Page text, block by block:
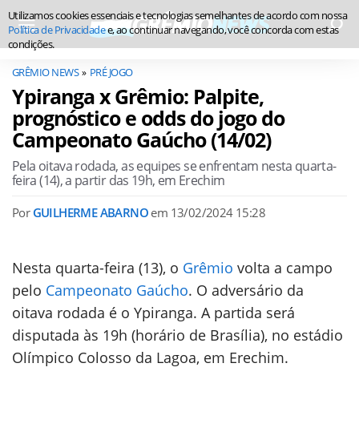
GRÊMIO NEWS PRÉ JOGO
Ypiranga x Grêmio: Palpite,
prognóstico e odds do jogo do
Campeonato Gaúcho (14/02)
Pela oitava rodada, as equipes se enfrentam nesta quarta-
feira (14), a partir das 19h, em Erechim
Por GUILHERME ABARNO em 13/02/2024 15:28
Nesta quarta-feira (13), o Grêmio volta a campo
pelo Campeonato Gaúcho. O adversário da
oitava rodada é o Ypiranga. A partida será
disputada às 19h (horário de Brasília), no estádio
Olímpico Colosso da Lagoa, em Erechim.
Utilizamos cookies essenciais e tecnologias semelhantes de acordo com nossa
Política de Privacidadee, ao continuar navegando, você concorda com estas
condições.